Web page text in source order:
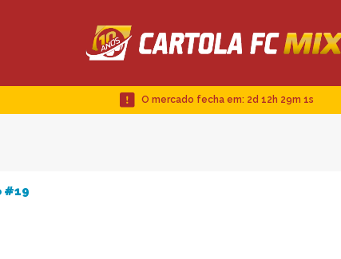
O mercado fecha em: 2d 12h 29m 1s
#19